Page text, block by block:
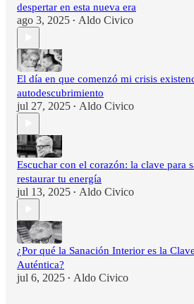
despertar en esta nueva era
ago 3, 2025 • Aldo Civico
El día en que comenzó mi crisis
autodescubrimiento
jul 27, 2025 • Aldo Civico
Escuchar con el corazón: la clave para
restaurar tu energía
jul 13, 2025 • Aldo Civico
¿Por qué la Sanación Interior es la
Auténtica?
jul 6, 2025 • Aldo Civico